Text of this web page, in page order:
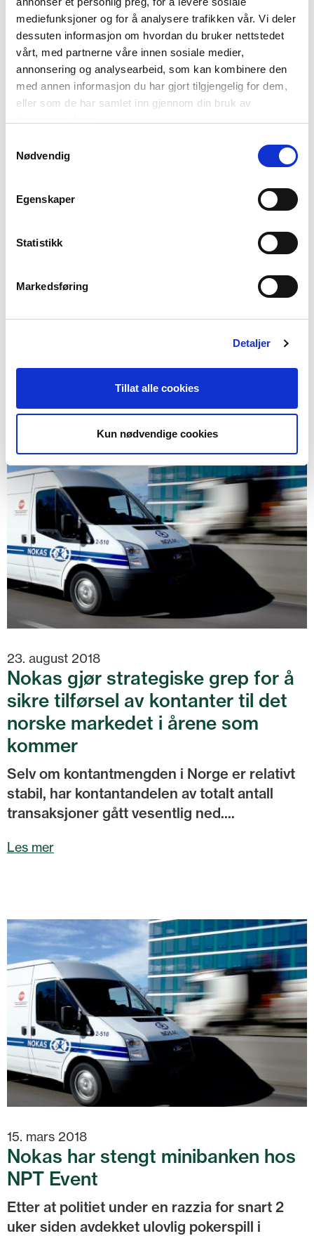
mediefunksjoner og for å analysere trafikken vår. Vi deler
dessuten informasjon om hvordan du bruker nettstedet
vårt, med partnerne våre innen sosiale medier,
annonsering og analysearbeid, som kan kombinere den
med annen informasjon du har gjort tilgjengelig for dem,
eller som de har samlet inn gjennom din bruk av
Nødvendig
Egenskaper
Statistikk
Markedsføring
Detaljer
Tillat alle cookies
Kun nødvendige cookies
25. august 2021
minibanker og
Har som mål å gjøre kontanter mer
tilgjengelige for forbrukerne i årene som
Les mer
23. august 2018
Nokas gjør strategiske grep for å
sikre tilførsel av kontanter til det
norske markedet i årene som
kommer
Selv om kontantmengden i Norge er relativt
stabil, har kontantandelen av totalt antall
transaksjoner gått vesentlig ned....
Les mer
15. mars 2018
Nokas har stengt minibanken hos
NPT Event
Etter at politiet under en razzia for snart 2
uker siden avdekket ulovlig pokerspill i